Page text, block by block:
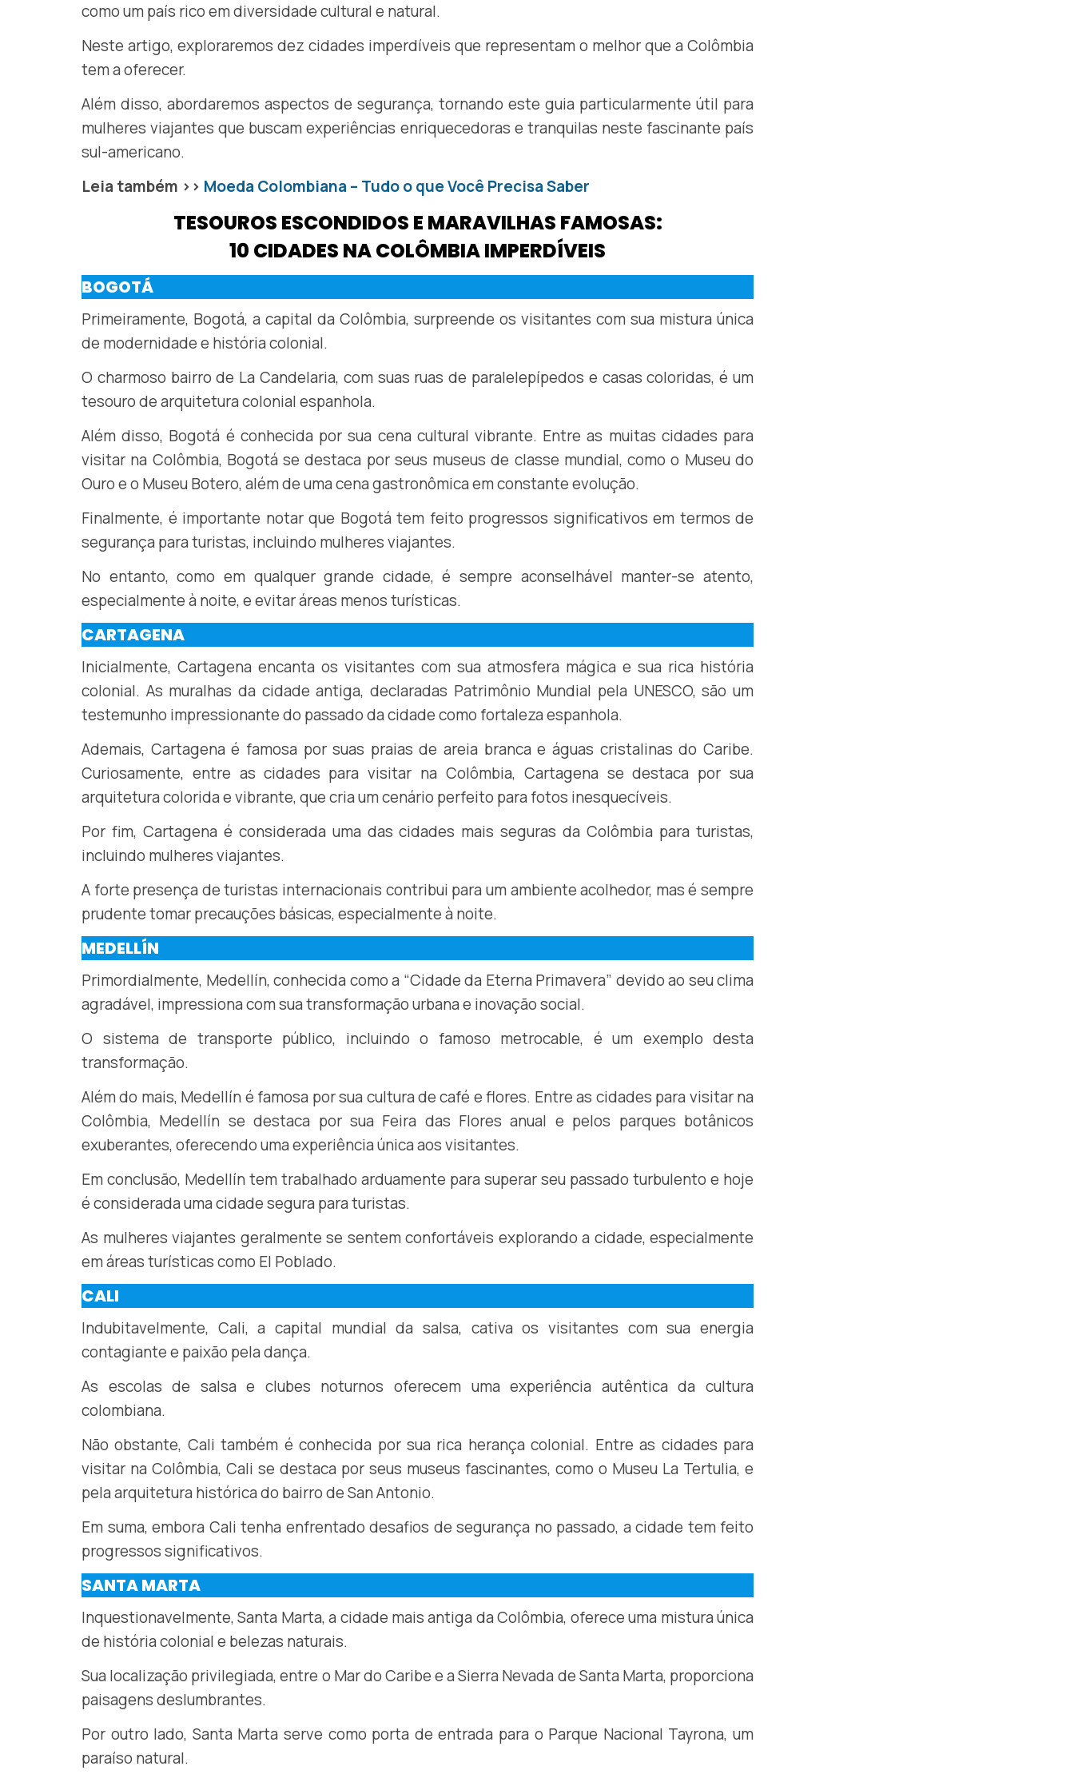
como um país rico em diversidade cultural e natural.
Neste artigo, exploraremos dez cidades imperdíveis que representam o melhor que a Colômbia
tem a oferecer.
Além disso, abordaremos aspectos de segurança, tornando este guia particularmente útil para
mulheres viajantes que buscam experiências enriquecedoras e tranquilas neste fascinante país
sul-americano.
Leia também >> Moeda Colombiana – Tudo o que Você Precisa Saber
TESOUROS ESCONDIDOS E MARAVILHAS FAMOSAS:
10 CIDADES NA COLÔMBIA IMPERDÍVEIS
BOGOTÁ
Primeiramente, Bogotá, a capital da Colômbia, surpreende os visitantes com sua mistura única
de modernidade e história colonial.
O charmoso bairro de La Candelaria, com suas ruas de paralelepípedos e casas coloridas, é um
tesouro de arquitetura colonial espanhola.
Além disso, Bogotá é conhecida por sua cena cultural vibrante. Entre as muitas cidades para
visitar na Colômbia, Bogotá se destaca por seus museus de classe mundial, como o Museu do
Ouro e o Museu Botero, além de uma cena gastronômica em constante evolução.
Finalmente, é importante notar que Bogotá tem feito progressos significativos em termos de
segurança para turistas, incluindo mulheres viajantes.
No entanto, como em qualquer grande cidade, é sempre aconselhável manter-se atento,
especialmente à noite, e evitar áreas menos turísticas.
CARTAGENA
Inicialmente, Cartagena encanta os visitantes com sua atmosfera mágica e sua rica história
colonial. As muralhas da cidade antiga, declaradas Patrimônio Mundial pela UNESCO, são um
testemunho impressionante do passado da cidade como fortaleza espanhola.
Ademais, Cartagena é famosa por suas praias de areia branca e águas cristalinas do Caribe.
Curiosamente, entre as cidades para visitar na Colômbia, Cartagena se destaca por sua
arquitetura colorida e vibrante, que cria um cenário perfeito para fotos inesquecíveis.
Por fim, Cartagena é considerada uma das cidades mais seguras da Colômbia para turistas,
incluindo mulheres viajantes.
A forte presença de turistas internacionais contribui para um ambiente acolhedor, mas é sempre
prudente tomar precauções básicas, especialmente à noite.
MEDELLÍN
Primordialmente, Medellín, conhecida como a “Cidade da Eterna Primavera” devido ao seu clima
agradável, impressiona com sua transformação urbana e inovação social.
O sistema de transporte público, incluindo o famoso metrocable, é um exemplo desta
transformação.
Além do mais, Medellín é famosa por sua cultura de café e flores. Entre as cidades para visitar na
Colômbia, Medellín se destaca por sua Feira das Flores anual e pelos parques botânicos
exuberantes, oferecendo uma experiência única aos visitantes.
Em conclusão, Medellín tem trabalhado arduamente para superar seu passado turbulento e hoje
é considerada uma cidade segura para turistas.
As mulheres viajantes geralmente se sentem confortáveis explorando a cidade, especialmente
em áreas turísticas como El Poblado.
CALI
Indubitavelmente, Cali, a capital mundial da salsa, cativa os visitantes com sua energia
contagiante e paixão pela dança.
As escolas de salsa e clubes noturnos oferecem uma experiência autêntica da cultura
colombiana.
Não obstante, Cali também é conhecida por sua rica herança colonial. Entre as cidades para
visitar na Colômbia, Cali se destaca por seus museus fascinantes, como o Museu La Tertulia, e
pela arquitetura histórica do bairro de San Antonio.
Em suma, embora Cali tenha enfrentado desafios de segurança no passado, a cidade tem feito
progressos significativos.
SANTA MARTA
Inquestionavelmente, Santa Marta, a cidade mais antiga da Colômbia, oferece uma mistura única
de história colonial e belezas naturais.
Sua localização privilegiada, entre o Mar do Caribe e a Sierra Nevada de Santa Marta, proporciona
paisagens deslumbrantes.
Por outro lado, Santa Marta serve como porta de entrada para o Parque Nacional Tayrona, um
paraíso natural.